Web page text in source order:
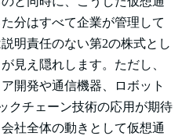
分はすべて企業が管理して
明責任のない第2の株式とし
見え隠れします。ただし、
開発や通信機器、ロボット
クチェーン技術の応用が期待
社全体の動きとして仮想通